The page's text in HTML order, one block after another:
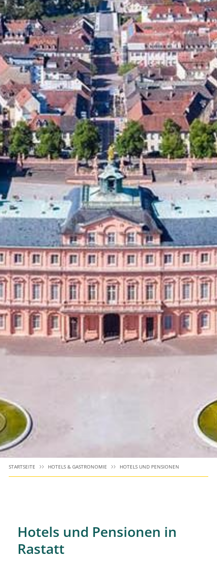
STARTSEITE HOTELS & GASTRONOMIE HOTELS UND PENSIONEN
Hotels und Pensionen in
Rastatt